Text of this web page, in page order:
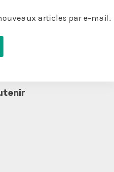
articles par e-mail.